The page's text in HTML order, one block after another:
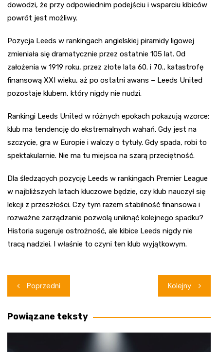
dowodzi, że przy odpowiednim podejściu i wsparciu kibiców
powrót jest możliwy.
Pozycja Leeds w rankingach angielskiej piramidy ligowej
zmieniała się dramatycznie przez ostatnie 105 lat. Od
założenia w 1919 roku, przez złote lata 60. i 70., katastrofę
finansową XXI wieku, aż po ostatni awans – Leeds United
pozostaje klubem, który nigdy nie nudzi.
Rankingi Leeds United w różnych epokach pokazują wzorce:
klub ma tendencję do ekstremalnych wahań. Gdy jest na
szczycie, gra w Europie i walczy o tytuły. Gdy spada, robi to
spektakularnie. Nie ma tu miejsca na szarą przeciętność.
Dla śledzących pozycję Leeds w rankingach Premier League
w najbliższych latach kluczowe będzie, czy klub nauczył się
lekcji z przeszłości. Czy tym razem stabilność finansowa i
rozważne zarządzanie pozwolą uniknąć kolejnego spadku?
Historia sugeruje ostrożność, ale kibice Leeds nigdy nie
tracą nadziei. I właśnie to czyni ten klub wyjątkowym.
Nawigacja
wpisu
Poprzedni Kolejny
Powiązane teksty